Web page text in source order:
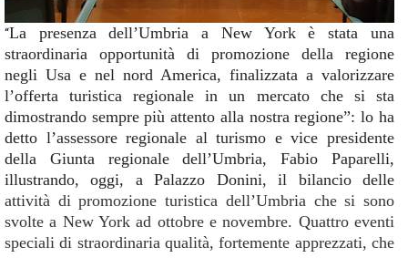
“La presenza dell’Umbria a New York è stata una
straordinaria opportunità di promozione della regione
negli Usa e nel nord America, finalizzata a valorizzare
l’offerta turistica regionale in un mercato che si sta
dimostrando sempre più attento alla nostra regione”: lo ha
detto l’assessore regionale al turismo e vice presidente
della Giunta regionale dell’Umbria, Fabio Paparelli,
illustrando, oggi, a Palazzo Donini, il bilancio delle
attività di promozione turistica dell’Umbria che si sono
svolte a New York ad ottobre e novembre. Quattro eventi
speciali di straordinaria qualità, fortemente apprezzati, che